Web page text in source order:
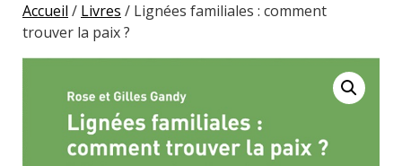
Accueil / Livres / Lignées familiales : comment
trouver la paix ?